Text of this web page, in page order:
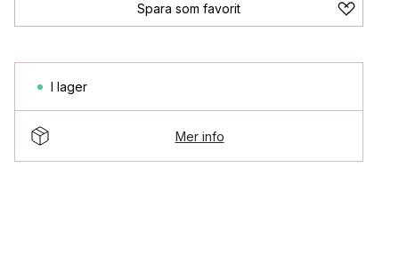
Spara som favorit
I lager
Mer info